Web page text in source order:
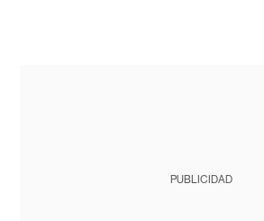
PUBLICIDAD